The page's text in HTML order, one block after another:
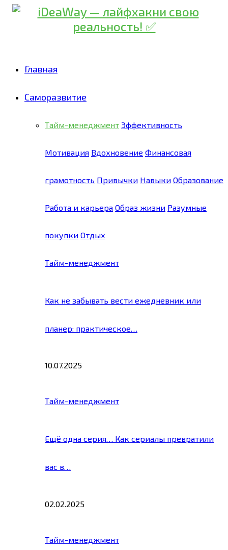
Главная
Саморазвитие
Тайм-менеджмент Эффективность
Мотивация Вдохновение Финансовая
грамотность Привычки Навыки Образование
Работа и карьера Образ жизни Разумные
покупки Отдых
Тайм-менеджмент
Как не забывать вести ежедневник или
планер: практическое…
10.07.2025
Тайм-менеджмент
Ещё одна серия… Как сериалы превратили
вас в…
02.02.2025
Тайм-менеджмент